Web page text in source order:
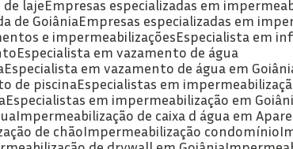
de laje Empresas especializadas em
de Goiânia Empresas especializadas em
e impermeabilizações Especialista em
Especialista em vazamento de água
Especialista em vazamento de água em
de piscina Especialistas em
Especialistas em impermeabilização em
Impermeabilização de caixa d água em
de chão Impermeabilização condomínio